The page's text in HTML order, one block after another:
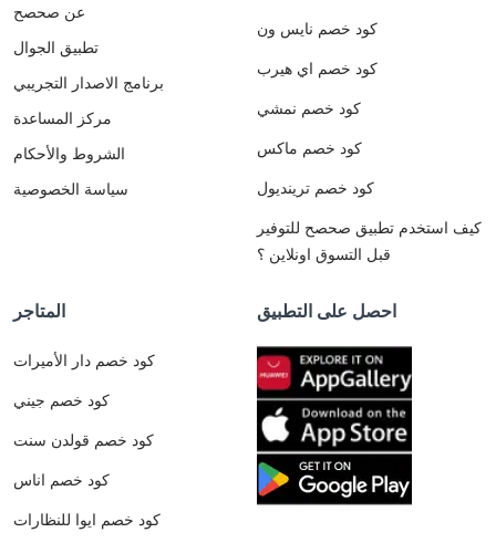
عن صحصح
تطبيق الجوال
برنامج الاصدار التجريبي
مركز المساعدة
الشروط والأحكام
سياسة الخصوصية
كود خصم نايس ون
كود خصم اي هيرب
كود خصم نمشي
كود خصم ماكس
كود خصم ترينديول
كيف استخدم تطبيق صحصح للتوفير
قبل التسوق اونلاين ؟
المتاجر
كود خصم دار الأميرات
كود خصم جيني
كود خصم قولدن سنت
كود خصم اناس
كود خصم ايوا للنظارات
احصل على التطبيق